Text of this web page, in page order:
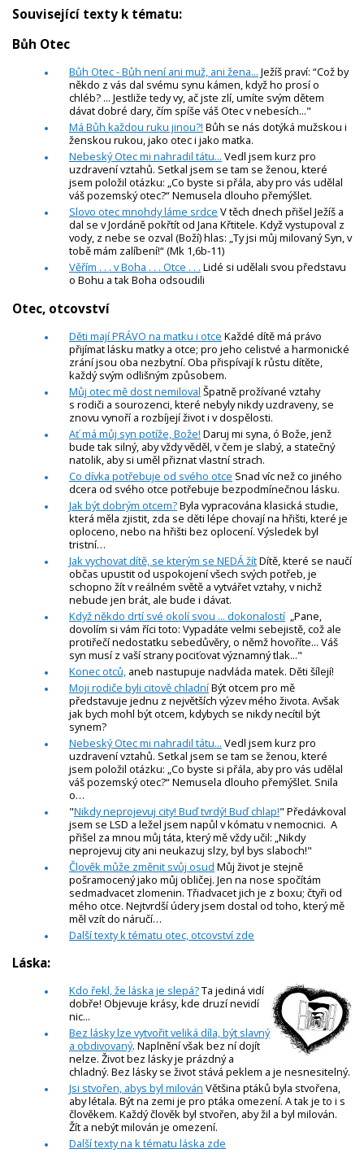
Související texty k tématu:
Bůh Otec
Bůh Otec - Bůh není ani muž, ani žena... Ježíš praví: “Což by
někdo z vás dal svému synu kámen, když ho prosí o
chléb? ... Jestliže tedy vy, ač jste zlí, umíte svým dětem
dávat dobré dary, čím spíše váš Otec v nebesích..."
Má Bůh každou ruku jinou?! Bůh se nás dotýká mužskou i
ženskou rukou, jako otec i jako matka.
Nebeský Otec mi nahradil tátu... Vedl jsem kurz pro
uzdravení vztahů. Setkal jsem se tam se ženou, které
jsem položil otázku: „Co byste si přála, aby pro vás udělal
váš pozemský otec?“ Nemusela dlouho přemýšlet.
Slovo otec mnohdy láme srdce V těch dnech přišel Ježíš a
dal se v Jordáně pokřtít od Jana Křtitele. Když vystupoval z
vody, z nebe se ozval (Boží) hlas: „Ty jsi můj milovaný Syn, v
tobě mám zalíbení!“ (Mk 1,6b-11)
Věřím . . . v Boha . . . Otce . . . Lidé si udělali svou představu
o Bohu a tak Boha odsoudili
Otec, otcovství
Děti mají PRÁVO na matku i otce Každé dítě má právo
přijímat lásku matky a otce; pro jeho celistvé a harmonické
zrání jsou oba nezbytní. Oba přispívají k růstu dítěte,
každý svým odlišným způsobem.
Můj otec mě dost nemiloval Špatně prožívané vztahy
s rodiči a sourozenci, které nebyly nikdy uzdraveny, se
znovu vynoří a rozbíjejí život i v dospělosti.
Ať má můj syn potíže, Bože! Daruj mi syna, ó Bože, jenž
bude tak silný, aby vždy věděl, v čem je slabý, a statečný
natolik, aby si uměl přiznat vlastní strach.
Co dívka potřebuje od svého otce Snad víc než co jiného
dcera od svého otce potřebuje bezpodmínečnou lásku.
Jak být dobrým otcem?Byla vypracována klasická studie,
která měla zjistit, zda se děti lépe chovají na hřišti, které je
oploceno, nebo na hřišti bez oplocení. Výsledek byl
tristní…
Jak vychovat dítě, se kterým se NEDÁ žítDítě, které se naučí
občas upustit od uspokojení všech svých potřeb, je
schopno žít v reálném světě a vytvářet vztahy, v nichž
nebude jen brát, ale bude i dávat.
Když někdo drtí své okolí svou ... dokonalostí „Pane,
dovolím si vám říci toto: Vypadáte velmi sebejistě, což ale
protiřečí nedostatku sebedůvěry, o němž hovoříte... Váš
syn musí z vaší strany pociťovat významný tlak..."
Konec otců, aneb nastupuje nadvláda matek. Děti šílejí!
Moji rodiče byli citově chladníBýt otcem pro mě
představuje jednu z největších výzev mého života. Avšak
jak bych mohl být otcem, kdybych se nikdy necítil být
synem?
Nebeský Otec mi nahradil tátu... Vedl jsem kurz pro
uzdravení vztahů. Setkal jsem se tam se ženou, které
jsem položil otázku: „Co byste si přála, aby pro vás udělal
váš pozemský otec?“ Nemusela dlouho přemýšlet. Snila
o…
"Nikdy neprojevuj city! Buď tvrdý! Buď chlap!" Předávkoval
jsem se LSD a ležel jsem napůl v kómatu v nemocnici. A
přišel za mnou můj táta, který mě vždy učil: „Nikdy
neprojevuj city ani neukazuj slzy, byl bys slaboch!"
Člověk může změnit svůj osud Můj život je stejně
pošramocený jako můj obličej. Jen na nose spočítám
sedmadvacet zlomenin. Třiadvacet jich je z boxu; čtyři od
mého otce. Nejtvrdší údery jsem dostal od toho, který mě
měl vzít do náručí…
Další texty k tématu otec, otcovství zde
Láska:
Kdo řekl, že láska je slepá?Ta jediná vidí
dobře! Objevuje krásy, kde druzí nevidí
nic...
Bez lásky lze vytvořit veliká díla, být slavný
a obdivovaný. Naplnění však bez ní dojít
nelze. Život bez lásky je prázdný a
chladný. Bez lásky se život stává peklem a je nesnesitelný.
Jsi stvořen, abys byl milován Většina ptáků byla stvořena,
aby létala. Být na zemi je pro ptáka omezení. A tak je to i s
člověkem. Každý člověk byl stvořen, aby žil a byl milován.
Žít a nebýt milován je omezení.
Další texty na k tématu láska zde